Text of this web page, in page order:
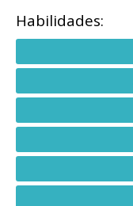
Habilidades: